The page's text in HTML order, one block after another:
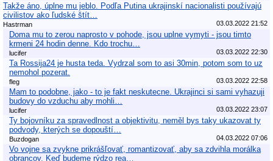
Takže áno, úplne mu jeblo. Podľa Putina ukrajinskí nacionalisti používajú
civilistov ako ľudské štít…
Hastrman 03.03.2022 21:52
Doma mu to zerou naprosto v pohode, jsou uplne vymyti - jsou timto
krmeni 24 hodin denne. Kdo trochu…
lucifer 03.03.2022 22:30
Ta Rossija24 je husta teda. Vydrzal som to asi 30min, potom som to uz
nemohol pozerat.
fleg 03.03.2022 22:58
Mam to podobne, jako - to je fakt neskutecne. Ukrajinci si sami vyhazuji
budovy do vzduchu aby mohli…
lucifer 03.03.2022 23:07
Ty bojovníku za spravedlnost a objektivitu, neměl bys taky ukazovat ty
podvody, kterých se dopouští…
Buzdogan 04.03.2022 07:06
Vo vojne sa zvykne prikrášľovať, romantizovať, aby sa zdvihla morálka
obrancov. Keď budeme rýdzo rea…